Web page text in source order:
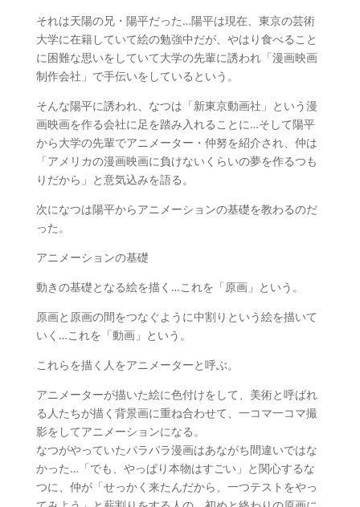
それは天陽の兄・陽平だった…陽平は現在、東京の芸術
大学に在籍していて絵の勉強中だが、やはり食べること
に困難な思いをしていて大学の先輩に誘われ「漫画映画
制作会社」で手伝いをしているという。
そんな陽平に誘われ、なつは「新東京動画社」という漫
画映画を作る会社に足を踏み入れることに…そして陽平
から大学の先輩でアニメーター・仲努を紹介され、仲は
「アメリカの漫画映画に負けないくらいの夢を作るつも
りだから」と意気込みを語る。
次になつは陽平からアニメーションの基礎を教わるのだ
った。
アニメーションの基礎
動きの基礎となる絵を描く…これを「原画」という。
原画と原画の間をつなぐように中割りという絵を描いて
いく…これを「動画」という。
これらを描く人をアニメーターと呼ぶ。
アニメーターが描いた絵に色付けをして、美術と呼ばれ
る人たちが描く背景画に重ね合わせて、一コマ一コマ撮
影をしてアニメーションになる。
なつがやっていたパラパラ漫画はあながち間違いではな
かった…「でも、やっぱり本物はすごい」と関心するな
つに、仲が「せっかく来たんだから、一つテストをやっ